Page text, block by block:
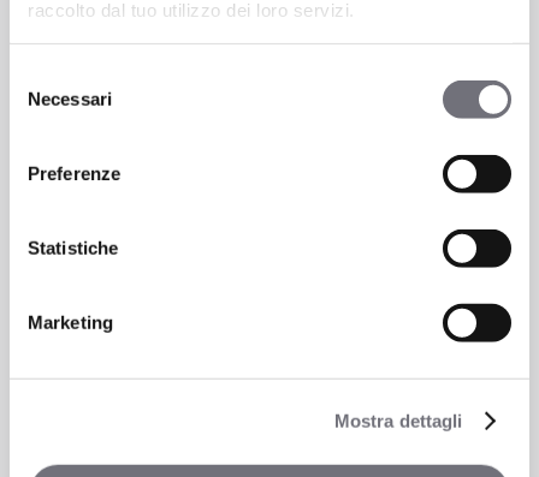
raccolto dal tuo utilizzo dei loro servizi.
delNecessari
Preferenze
Statistiche
Marketing
Mostra dettagli